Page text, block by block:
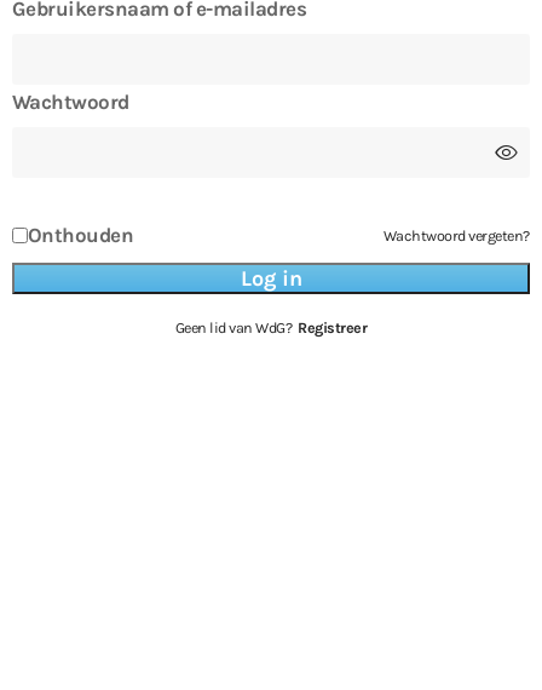
Gebruikersnaam of e-mailadres
Wachtwoord
Onthouden Wachtwoord vergeten?
Geen lid van WdG? Registreer